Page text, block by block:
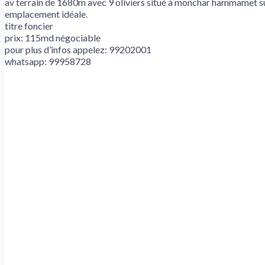
av terrain de 1680m avec 9 oliviers situé à monchar hammamet
emplacement idéale.
titre foncier
prix: 115md négociable
pour plus d’infos appelez: 99202001
whatsapp: 99958728